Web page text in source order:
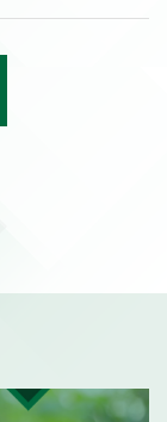
結)
）